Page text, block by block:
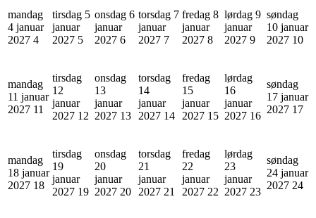
mandag
4 januar
2027 4
tirsdag 5
januar
2027 5
onsdag 6
januar
2027 6
torsdag 7
januar
2027 7
fredag 8
januar
2027 8
lørdag 9
januar
2027 9
søndag
10 januar
2027 10
mandag
11 januar
2027 11
tirsdag
12
januar
2027 12
onsdag
13
januar
2027 13
torsdag
14
januar
2027 14
fredag
15
januar
2027 15
lørdag
16
januar
2027 16
søndag
17 januar
2027 17
mandag
18 januar
2027 18
tirsdag
19
januar
2027 19
onsdag
20
januar
2027 20
torsdag
21
januar
2027 21
fredag
22
januar
2027 22
lørdag
23
januar
2027 23
søndag
24 januar
2027 24